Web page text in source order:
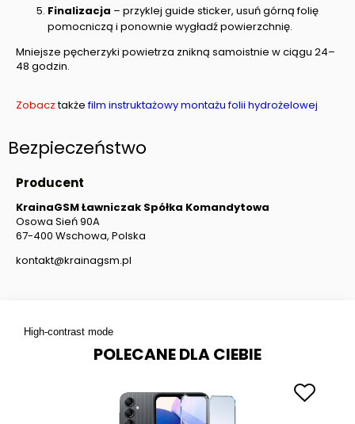
Finalizacja – przyklej guide sticker, usuń górną folię
pomocniczą i ponownie wygładź powierzchnię.
Mniejsze pęcherzyki powietrza znikną samoistnie w ciągu 24–
48 godzin.
Zobacztakżefilm instruktażowy montażu folii hydrożelowej
Bezpieczeństwo
Producent
KrainaGSM Ławniczak Spółka Komandytowa
Osowa Sień 90A
67-400 Wschowa, Polska
kontakt@krainagsm.pl
High-contrast mode
POLECANE DLA CIEBIE